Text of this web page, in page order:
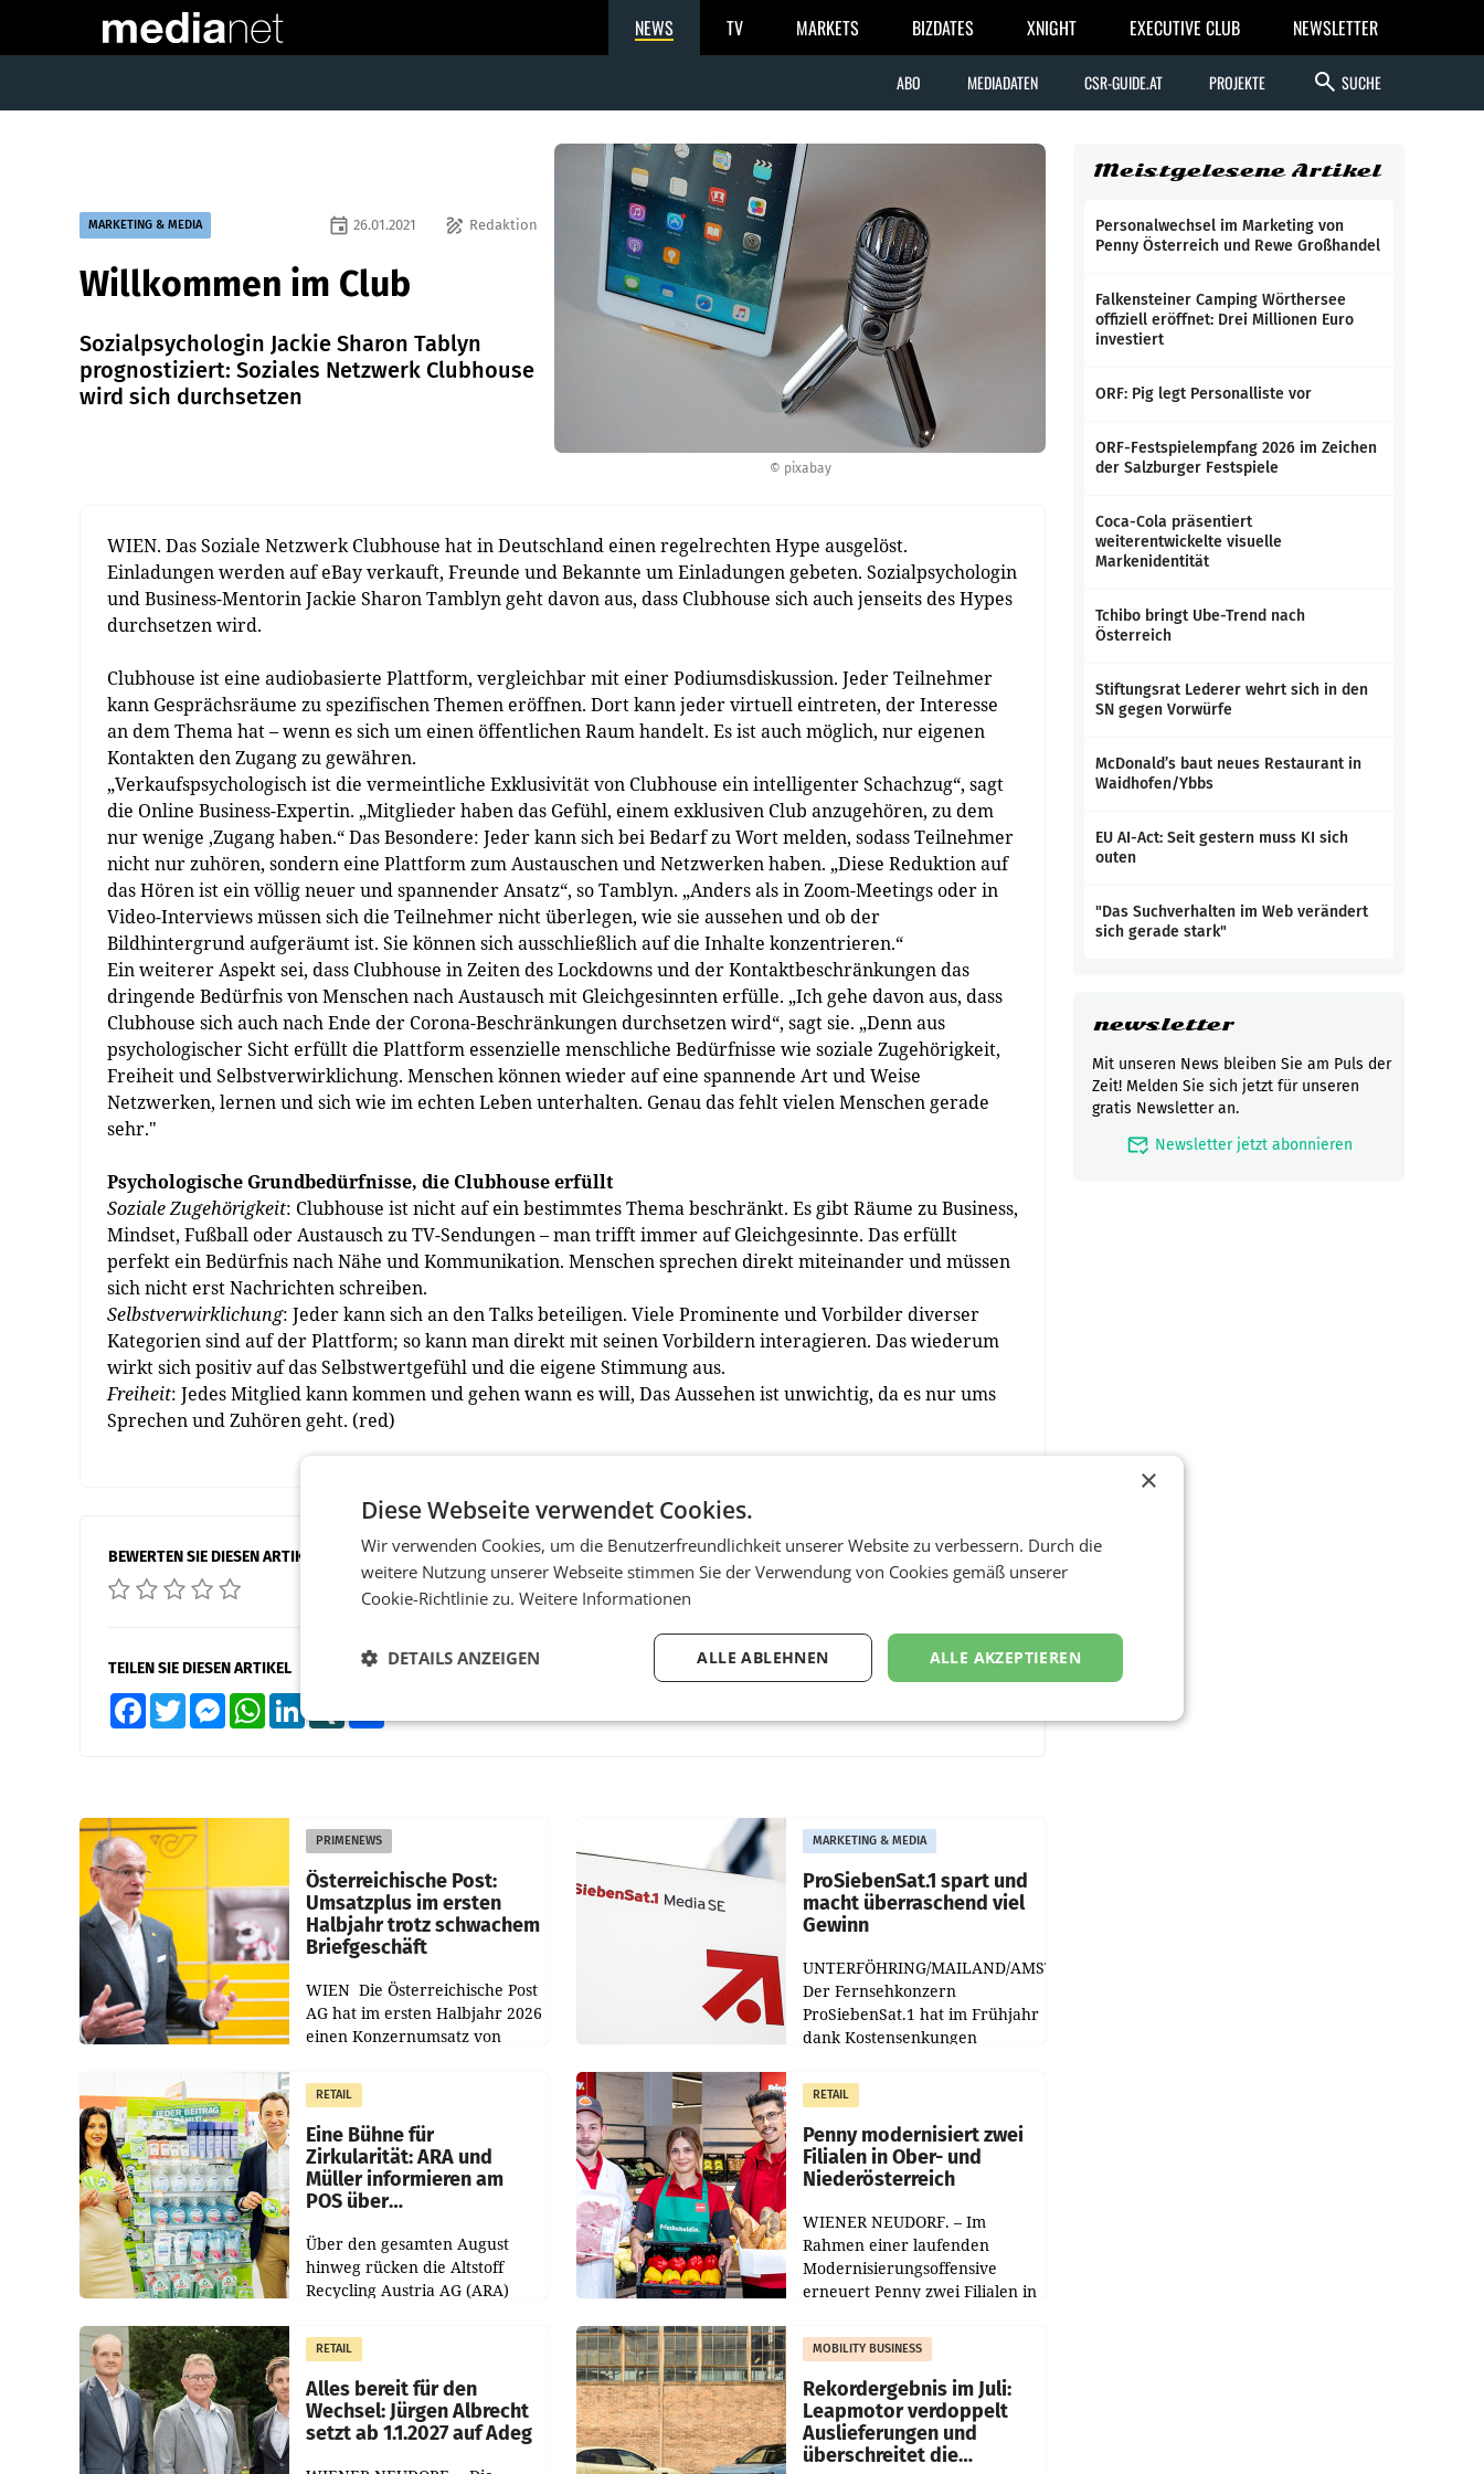
NEWS TV MARKETS BIZDATES XNIGHT EXECUTIVE CLUB NEWSLETTER
ABO MEDIADATEN CSR-GUIDE.AT PROJEKTE search SUCHE
© pixabay
MARKETING & MEDIA draw Redaktion
event 26.01.2021
Willkommen im Club
Sozialpsychologin Jackie Sharon Tablyn
prognostiziert: Soziales Netzwerk Clubhouse
wird sich durchsetzen
WIEN. Das Soziale Netzwerk Clubhouse hat in Deutschland einen regelrechten Hype ausgelöst.
Einladungen werden auf eBay verkauft, Freunde und Bekannte um Einladungen gebeten. Sozialpsychologin
und Business-Mentorin Jackie Sharon Tamblyn geht davon aus, dass Clubhouse sich auch jenseits des Hypes
durchsetzen wird.
Clubhouse ist eine audiobasierte Plattform, vergleichbar mit einer Podiumsdiskussion. Jeder Teilnehmer
kann Gesprächsräume zu spezifischen Themen eröffnen. Dort kann jeder virtuell eintreten, der Interesse
an dem Thema hat – wenn es sich um einen öffentlichen Raum handelt. Es ist auch möglich, nur eigenen
Kontakten den Zugang zu gewähren.
„Verkaufspsychologisch ist die vermeintliche Exklusivität von Clubhouse ein intelligenter Schachzug“, sagt
die Online Business-Expertin. „Mitglieder haben das Gefühl, einem exklusiven Club anzugehören, zu dem
nur wenige ‚Zugang haben.“ Das Besondere: Jeder kann sich bei Bedarf zu Wort melden, sodass Teilnehmer
nicht nur zuhören, sondern eine Plattform zum Austauschen und Netzwerken haben. „Diese Reduktion auf
das Hören ist ein völlig neuer und spannender Ansatz“, so Tamblyn. „Anders als in Zoom-Meetings oder in
Video-Interviews müssen sich die Teilnehmer nicht überlegen, wie sie aussehen und ob der
Bildhintergrund aufgeräumt ist. Sie können sich ausschließlich auf die Inhalte konzentrieren.“
Ein weiterer Aspekt sei, dass Clubhouse in Zeiten des Lockdowns und der Kontaktbeschränkungen das
dringende Bedürfnis von Menschen nach Austausch mit Gleichgesinnten erfülle. „Ich gehe davon aus, dass
Clubhouse sich auch nach Ende der Corona-Beschränkungen durchsetzen wird“, sagt sie. „Denn aus
psychologischer Sicht erfüllt die Plattform essenzielle menschliche Bedürfnisse wie soziale Zugehörigkeit,
Freiheit und Selbstverwirklichung. Menschen können wieder auf eine spannende Art und Weise
Netzwerken, lernen und sich wie im echten Leben unterhalten. Genau das fehlt vielen Menschen gerade
sehr."
Psychologische Grundbedürfnisse, die Clubhouse erfüllt
Soziale Zugehörigkeit: Clubhouse ist nicht auf ein bestimmtes Thema beschränkt. Es gibt Räume zu Business,
Mindset, Fußball oder Austausch zu TV-Sendungen – man trifft immer auf Gleichgesinnte. Das erfüllt
perfekt ein Bedürfnis nach Nähe und Kommunikation. Menschen sprechen direkt miteinander und müssen
sich nicht erst Nachrichten schreiben.
Selbstverwirklichung: Jeder kann sich an den Talks beteiligen. Viele Prominente und Vorbilder diverser
Kategorien sind auf der Plattform; so kann man direkt mit seinen Vorbildern interagieren. Das wiederum
wirkt sich positiv auf das Selbstwertgefühl und die eigene Stimmung aus.
Freiheit: Jedes Mitglied kann kommen und gehen wann es will, Das Aussehen ist unwichtig, da es nur ums
Sprechen und Zuhören geht. (red)
BEWERTEN SIE DIESEN ARTIKEL
TEILEN SIE DIESEN ARTIKEL
FacebookTwitter MessengerWhatsApp
PRIMENEWS
Österreichische Post:
Umsatzplus im ersten
Halbjahr trotz schwachem
Briefgeschäft
WIEN Die Österreichische Post
AG hat im ersten Halbjahr 2026
einen Konzernumsatz von
erwirtschaftet, was einem Plus
von 3,8 Prozent gegenüber
dem Vergleichszeitraum
MARKETING & MEDIA
ProSiebenSat.1 spart und
macht überraschend viel
Gewinn
UNTERFÖHRING/MAILAND/AMSTERDAM.
Der Fernsehkonzern
ProSiebenSat.1 hat im Frühjahr
dank Kostensenkungen
gemacht und die
Markterwartung deutlich
übertroffen.
RETAIL
Eine Bühne für
Zirkularität: ARA und
Müller informieren am
POS über
Über den gesamten August
hinweg rücken die Altstoff
Recycling Austria AG (ARA)
Müller die Initiative „Kreislauf-
Helden“ in allen
österreichischen Müller-Filialen
RETAIL
Penny modernisiert zwei
Filialen in Ober- und
Niederösterreich
WIENER NEUDORF. – Im
Rahmen einer laufenden
Modernisierungsoffensive
erneuert Penny zwei Filialen in
Die beiden Standorte liegen in
Haag sowie im rund
RETAIL
Alles bereit für den
Wechsel: Jürgen Albrecht
setzt ab 1.1.2027 auf Adeg
MOBILITY BUSINESS
Rekordergebnis im Juli:
Leapmotor verdoppelt
Auslieferungen und
überschreitet die
Meistgelesene Artikel
Personalwechsel im Marketing von
Penny Österreich und Rewe Großhandel
Falkensteiner Camping Wörthersee
offiziell eröffnet: Drei Millionen Euro
investiert
ORF: Pig legt Personalliste vor
ORF-Festspielempfang 2026 im Zeichen
der Salzburger Festspiele
Coca-Cola präsentiert
weiterentwickelte visuelle
Markenidentität
Tchibo bringt Ube-Trend nach
Österreich
Stiftungsrat Lederer wehrt sich in den
SN gegen Vorwürfe
McDonald’s baut neues Restaurant in
Waidhofen/Ybbs
EU AI-Act: Seit gestern muss KI sich
outen
"Das Suchverhalten im Web verändert
sich gerade stark"
newsletter
Mit unseren News bleiben Sie am Puls der
Zeit! Melden Sie sich jetzt für unseren
gratis Newsletter an.
mark_email_read Newsletter jetzt abonnieren
×
Diese Webseite verwendet Cookies.
Wir verwenden Cookies, um die Benutzerfreundlichkeit unserer Website zu verbessern. Durch die
weitere Nutzung unserer Webseite stimmen Sie der Verwendung von Cookies gemäß unserer
Cookie-Richtlinie zu. Weitere Informationen
ALLE AKZEPTIEREN
ALLE ABLEHNEN
DETAILS ANZEIGEN